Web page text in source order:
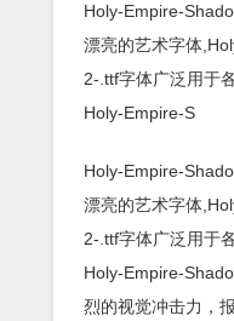
Holy-Empire-
漂亮的艺术字体
2-.ttf字体广泛用于
Holy-Empire-S
Holy-Empire-
漂亮的艺术字体
2-.ttf字体广泛用于
Holy-Empire-
烈的视觉冲击力，